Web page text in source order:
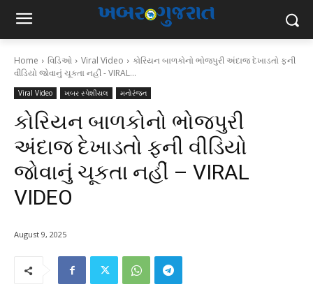
Home વિડિઓ Viral Video
કોરિયન બાળકોનો ભોજપુરી અંદાજ દેખાડતો ફની
વીડિયો જોવાનું ચૂકતા નહીં - VIRAL...
Viral Video ખબર સ્પેશીયલ મનોરંજન
કોરિયન બાળકોનો ભોજપુરી
અંદાજ દેખાડતો ફની વીડિયો
જોવાનું ચૂકતા નહીં – VIRAL
VIDEO
August 9, 2025